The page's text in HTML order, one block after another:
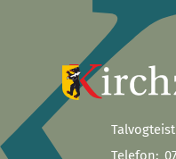
Telefon: